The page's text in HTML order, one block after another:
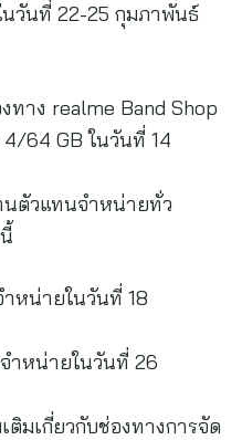
วันที่ 22-25 กุมภาพันธ์
ทาง realme Band Shop
4/64 GB ในวันที่ 14
ตัวแทนจำหน่ายทั่ว
หน่ายในวันที่ 18
ำหน่ายในวันที่ 26
ติมเกี่ยวกับช่องทางการจัด